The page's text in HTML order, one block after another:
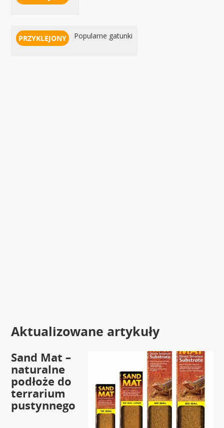
Popularne gatunki
Aktualizowane artykuły
Sand Mat –
naturalne
podłoże do
terrarium
pustynnego